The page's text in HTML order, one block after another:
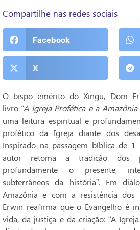
Compartilhe nas redes sociais
Facebook
X
O bispo emérito do Xingu, Dom
livro “A Igreja Profética e a Amazônia
uma leitura espiritual e
profético da Igreja diante dos
Inspirado na passagem bíblica de 1
autor retoma a tradição dos
profundamente o presente,
subterrâneos da história”. Em
Amazônia e com a resistência dos
Erwin reafirma que o Evangelho é
vida, da justiça e da criação: “A